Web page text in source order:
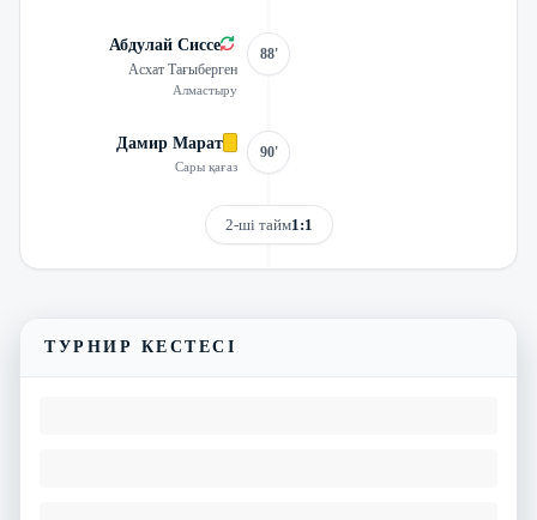
Абдулай Сиссе
Асхат Тағыберген
Алмастыру
88'
Дамир Марат
Сары қағаз
90'
2-ші тайм1:1
ТУРНИР КЕСТЕСІ